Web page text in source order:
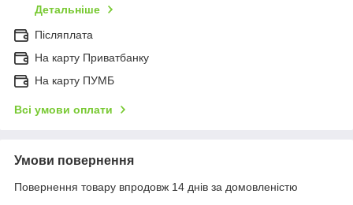
Детальніше
Післяплата
На карту Приватбанку
На карту ПУМБ
Всі умови оплати
Умови повернення
Повернення товару впродовж 14 днів за домовленістю